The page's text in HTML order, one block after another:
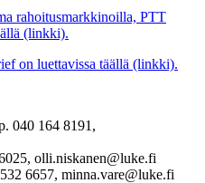
rahoitusmarkkinoilla, PTT
(linkki).
on luettavissa täällä (linkki).
040 164 8191,
olli.niskanen@luke.fi
6657, minna.vare@luke.fi